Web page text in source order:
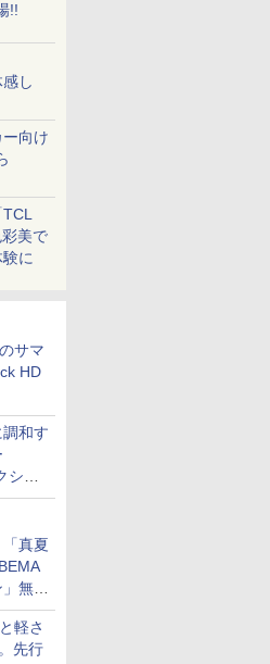
!!
し
向け
美で
に
サマ
HD
和す
ェ
真夏
無料
信情
軽さ
先行